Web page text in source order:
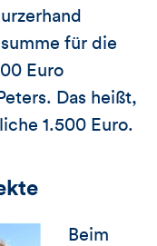
für die
Euro
Das heißt,
1.500 Euro.
Beim